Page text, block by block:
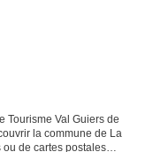
Tourisme Val Guiers de
la commune de La
de cartes postales